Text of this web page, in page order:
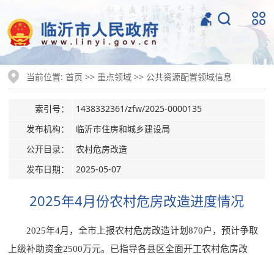
当前位置:首页 >>重点领域 >> 公共资源配置领域信息
索引号：
1438332361/zfw/2025-0000135
发布机构：
临沂市住房和城乡建设局
公开目录：
农村危房改造
发布日期：
2025-05-07
2025年4月份农村危房改造进度情况
2025年4月，全市上报农村危房改造计划870户，预计争取
上级补助资金2500万元。已指导各县区全面开工农村危房改